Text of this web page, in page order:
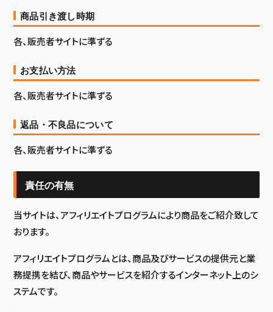
商品引き渡し時期
各、販売者サイトに準ずる
お支払い方法
各、販売者サイトに準ずる
返品・不良品について
各、販売者サイトに準ずる
責任の有無
当サイトは、アフィリエイトプログラムにより商品をご紹介致して
おります。
アフィリエイトプログラムとは、商品及びサービスの提供元と業
務提携を結び、商品やサービスを紹介するインターネット上のシ
ステムです。